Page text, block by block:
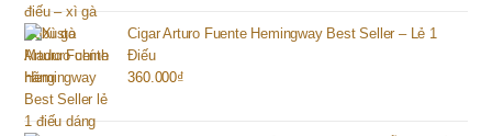
Cigar Arturo Fuente Hemingway Best Seller – Lẻ 1
Điếu
360.000₫